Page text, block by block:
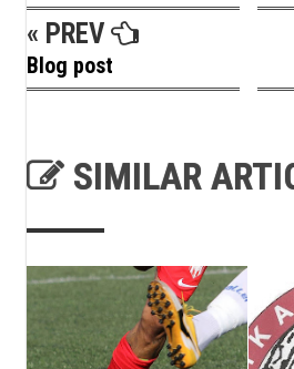
« PREV
Blog post
SIMILAR